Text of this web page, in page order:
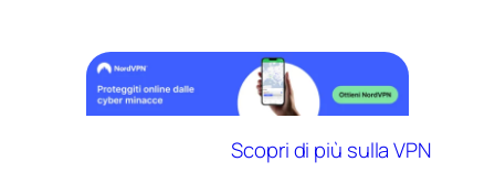
Scopri di più sulla VPN